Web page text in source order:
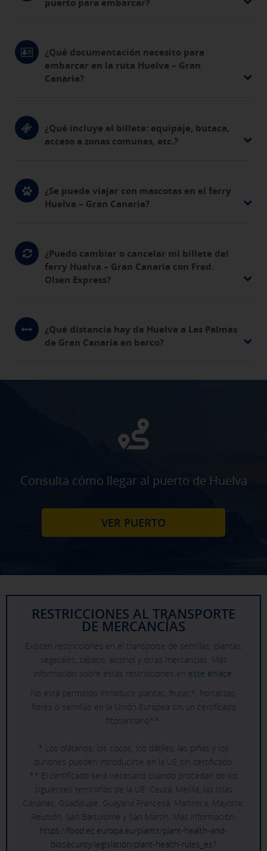
puerto para embarcar?
¿Qué documentación necesito para
embarcar en la ruta Huelva – Gran
Canaria?
¿Qué incluye el billete: equipaje, butaca,
acceso a zonas comunes, etc.?
¿Se puede viajar con mascotas en el ferry
Huelva – Gran Canaria?
¿Puedo cambiar o cancelar mi billete del
ferry Huelva – Gran Canaria con Fred.
Olsen Express?
¿Qué distancia hay de Huelva a Las Palmas
de Gran Canaria en barco?
Consulta cómo llegar al puerto de Huelva
VER PUERTO
RESTRICCIONES AL TRANSPORTE
DE MERCANCÍAS
Existen restricciones en el transporte de semillas, plantas,
vegetales, tabaco, alcohol y otras mercancías. Más
información sobre estas restricciones en este enlace
No está permitido introducir plantas, frutas*, hortalizas,
flores o semillas en la Unión Europea sin un certificado
fitosantiario**.
* Los plátanos, los cocos, los dátiles, las piñas y los
duriones pueden introducirse en la UE sin certificado.
** El certificado será necesario cuando procedan de los
siguientes territorios de la UE: Ceuta, Melilla, las Islas
Canarias, Guadalupe, Guayana Francesa, Martinica, Mayotte,
Reunión, San Bartolomé y San Martín. Más información:
https://food.ec.europa.eu/plants/plant-health-and-
biosecurity/legislation/plant-health-rules_es?